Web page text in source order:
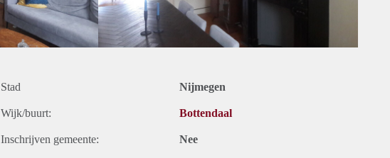
Stad Nijmegen
Wijk/buurt: Bottendaal
Inschrijven gemeente: Nee